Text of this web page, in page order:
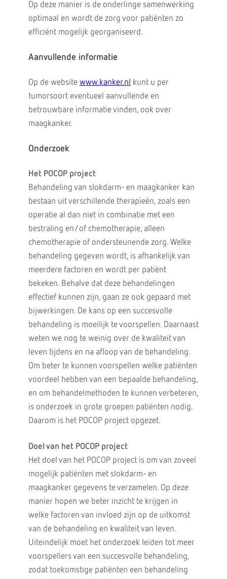
Op deze manier is de onderlinge samenwerking
optimaal en wordt de zorg voor patiënten zo
efficiënt mogelijk georganiseerd.
Aanvullende informatie
Op de website www.kanker.nl
kunt u per
tumorsoort eventueel aanvullende en
betrouwbare informatie vinden, ook over
maagkanker.
Onderzoek
Het POCOP project
Behandeling van slokdarm- en maagkanker kan
bestaan uit verschillende therapieën, zoals een
operatie al dan niet in combinatie met een
bestraling en/of chemotherapie, alleen
chemotherapie of ondersteunende zorg. Welke
behandeling gegeven wordt, is afhankelijk van
meerdere factoren en wordt per patiënt
bekeken. Behalve dat deze behandelingen
effectief kunnen zijn, gaan ze ook gepaard met
bijwerkingen. De kans op een succesvolle
behandeling is moeilijk te voorspellen. Daarnaast
weten we nog te weinig over de kwaliteit van
leven tijdens en na afloop van de behandeling.
Om beter te kunnen voorspellen welke patiënten
voordeel hebben van een bepaalde behandeling,
en om behandelmethoden te kunnen verbeteren,
is onderzoek in grote groepen patiënten nodig.
Daarom is het POCOP project opgezet.
Doel van het POCOP project
Het doel van het POCOP project is om van zoveel
mogelijk patiënten met slokdarm- en
maagkanker gegevens te verzamelen. Op deze
manier hopen we beter inzicht te krijgen in
welke factoren van invloed zijn op de uitkomst
van de behandeling en kwaliteit van leven.
Uiteindelijk moet het onderzoek leiden tot meer
voorspellers van een succesvolle behandeling,
zodat toekomstige patiënten een behandeling